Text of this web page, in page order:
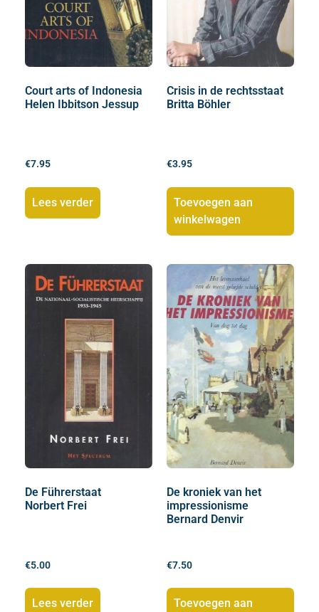
Court arts of Indonesia
Helen Ibbitson Jessup
€7.95
Lees verder
Crisis in de rechtsstaat
Britta Böhler
€3.95
Toevoegen aan
winkelwagen
De Führerstaat
Norbert Frei
€5.00
Lees verder
De kroniek van het
impressionisme
Bernard Denvir
€7.50
Toevoegen aan